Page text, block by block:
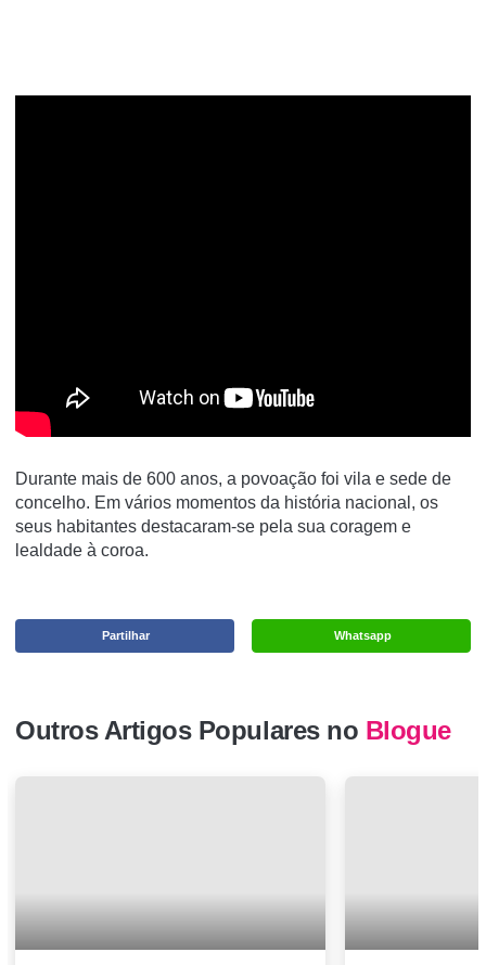
Durante mais de 600 anos, a povoação foi vila e sede de
concelho. Em vários momentos da história nacional, os
seus habitantes destacaram-se pela sua coragem e
lealdade à coroa.
Whatsapp
Partilhar
Outros Artigos Populares no Blogue